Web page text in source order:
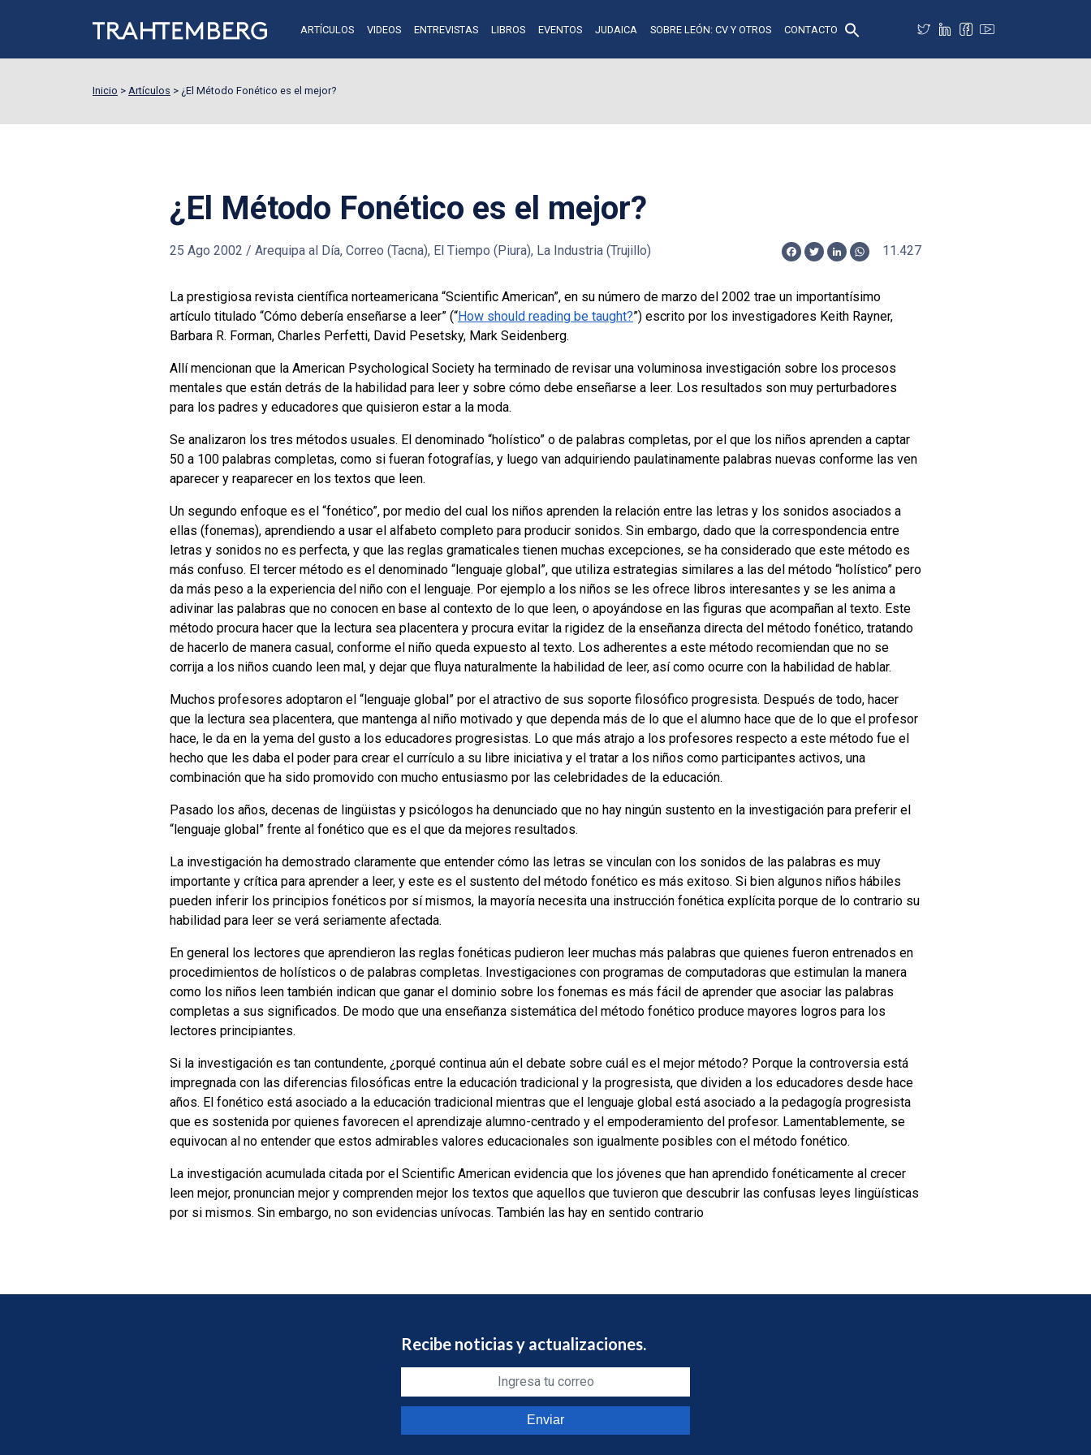
ARTÍCULOS VIDEOS ENTREVISTAS LIBROS EVENTOS JUDAICA SOBRE LEÓN: CV Y OTROS CONTACTO
Inicio > Artículos > ¿El Método Fonético es el mejor?
¿El Método Fonético es el mejor?
25 Ago 2002 / Arequipa al Día, Correo (Tacna), El Tiempo (Piura), La Industria (Trujillo)
Facebook
TwitterLinkedInWhatsApp
11.427
La prestigiosa revista científica norteamericana “Scientific American”, en su número de marzo del 2002 trae un importantísimo
artículo titulado “Cómo debería enseñarse a leer” (“How should reading be taught?”) escrito por los investigadores Keith Rayner,
Barbara R. Forman, Charles Perfetti, David Pesetsky, Mark Seidenberg.
Allí mencionan que la American Psychological Society ha terminado de revisar una voluminosa investigación sobre los procesos
mentales que están detrás de la habilidad para leer y sobre cómo debe enseñarse a leer. Los resultados son muy perturbadores
para los padres y educadores que quisieron estar a la moda.
Se analizaron los tres métodos usuales. El denominado “holístico” o de palabras completas, por el que los niños aprenden a captar
50 a 100 palabras completas, como si fueran fotografías, y luego van adquiriendo paulatinamente palabras nuevas conforme las ven
aparecer y reaparecer en los textos que leen.
Un segundo enfoque es el “fonético”, por medio del cual los niños aprenden la relación entre las letras y los sonidos asociados a
ellas (fonemas), aprendiendo a usar el alfabeto completo para producir sonidos. Sin embargo, dado que la correspondencia entre
letras y sonidos no es perfecta, y que las reglas gramaticales tienen muchas excepciones, se ha considerado que este método es
más confuso. El tercer método es el denominado “lenguaje global”, que utiliza estrategias similares a las del método “holístico” pero
da más peso a la experiencia del niño con el lenguaje. Por ejemplo a los niños se les ofrece libros interesantes y se les anima a
adivinar las palabras que no conocen en base al contexto de lo que leen, o apoyándose en las figuras que acompañan al texto. Este
método procura hacer que la lectura sea placentera y procura evitar la rigidez de la enseñanza directa del método fonético, tratando
de hacerlo de manera casual, conforme el niño queda expuesto al texto. Los adherentes a este método recomiendan que no se
corrija a los niños cuando leen mal, y dejar que fluya naturalmente la habilidad de leer, así como ocurre con la habilidad de hablar.
Muchos profesores adoptaron el “lenguaje global” por el atractivo de sus soporte filosófico progresista. Después de todo, hacer
que la lectura sea placentera, que mantenga al niño motivado y que dependa más de lo que el alumno hace que de lo que el profesor
hace, le da en la yema del gusto a los educadores progresistas. Lo que más atrajo a los profesores respecto a este método fue el
hecho que les daba el poder para crear el currículo a su libre iniciativa y el tratar a los niños como participantes activos, una
combinación que ha sido promovido con mucho entusiasmo por las celebridades de la educación.
Pasado los años, decenas de lingüistas y psicólogos ha denunciado que no hay ningún sustento en la investigación para preferir el
“lenguaje global” frente al fonético que es el que da mejores resultados.
La investigación ha demostrado claramente que entender cómo las letras se vinculan con los sonidos de las palabras es muy
importante y crítica para aprender a leer, y este es el sustento del método fonético es más exitoso. Si bien algunos niños hábiles
pueden inferir los principios fonéticos por sí mismos, la mayoría necesita una instrucción fonética explícita porque de lo contrario su
habilidad para leer se verá seriamente afectada.
En general los lectores que aprendieron las reglas fonéticas pudieron leer muchas más palabras que quienes fueron entrenados en
procedimientos de holísticos o de palabras completas. Investigaciones con programas de computadoras que estimulan la manera
como los niños leen también indican que ganar el dominio sobre los fonemas es más fácil de aprender que asociar las palabras
completas a sus significados. De modo que una enseñanza sistemática del método fonético produce mayores logros para los
lectores principiantes.
Si la investigación es tan contundente, ¿porqué continua aún el debate sobre cuál es el mejor método? Porque la controversia está
impregnada con las diferencias filosóficas entre la educación tradicional y la progresista, que dividen a los educadores desde hace
años. El fonético está asociado a la educación tradicional mientras que el lenguaje global está asociado a la pedagogía progresista
que es sostenida por quienes favorecen el aprendizaje alumno-centrado y el empoderamiento del profesor. Lamentablemente, se
equivocan al no entender que estos admirables valores educacionales son igualmente posibles con el método fonético.
La investigación acumulada citada por el Scientific American evidencia que los jóvenes que han aprendido fonéticamente al crecer
leen mejor, pronuncian mejor y comprenden mejor los textos que aquellos que tuvieron que descubrir las confusas leyes lingüísticas
por si mismos. Sin embargo, no son evidencias unívocas. También las hay en sentido contrario
Recibe noticias y actualizaciones.